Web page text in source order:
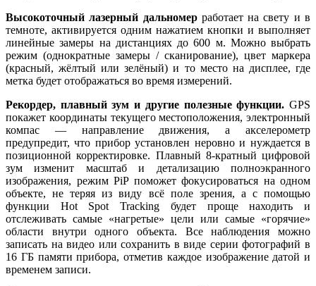
Высокоточный лазерный дальномерработает на свету и в
темноте, активируется одним нажатием кнопки и выполняет
линейные замеры на дистанциях до 600 м. Можно выбрать
режим (однократные замеры / сканирование), цвет маркера
(красный, жёлтый или зелёный) и то место на дисплее, где
метка будет отображаться во время измерений.
Рекордер, плавный зум и другие полезные функции. GPS
покажет координаты текущего местоположения, электронный
компас — направление движения, а акселерометр
предупредит, что прибор установлен неровно и нуждается в
позиционной корректировке. Плавный 8-кратный цифровой
зум изменит масштаб и детализацию полноэкранного
изображения, режим PiP поможет фокусироваться на одном
объекте, не теряя из виду всё поле зрения, а с помощью
функции Hot Spot Tracking будет проще находить и
отслеживать самые «нагретые» цели или самые «горячие»
области внутри одного объекта. Все наблюдения можно
записать на видео или сохранить в виде серии фотографий в
16 ГБ памяти прибора, отметив каждое изображение датой и
временем записи.